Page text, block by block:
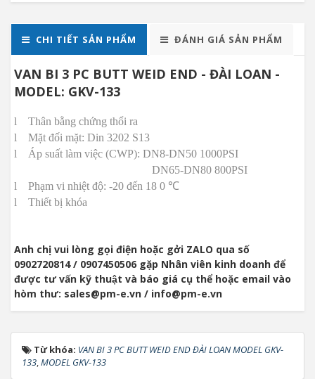
CHI TIẾT SẢN PHẨM ĐÁNH GIÁ SẢN PHẨM
VAN BI 3 PC BUTT WEID END - ĐÀI LOAN -
MODEL: GKV-133
l
Thân bằng chứng thổi ra
l
Mặt đối mặt: Din 3202 S13
l
Áp suất làm việc (CWP): DN8-DN50 1000PSI
DN65-DN80 800PSI
l
Phạm vi nhiệt độ: -20 đến 18 0 ℃
l
Thiết bị khóa
Anh chị vui lòng gọi điện hoặc gởi ZALO qua số
0902720814 / 0907450506 gặp Nhân viên kinh doanh để
được tư vấn kỹ thuật và báo giá cụ thể hoặc email vào
hòm thư: sales@pm-e.vn / info@pm-e.vn
Từ khóa: VAN BI 3 PC BUTT WEID END ĐÀI LOAN MODEL GKV-
133,MODEL GKV-133